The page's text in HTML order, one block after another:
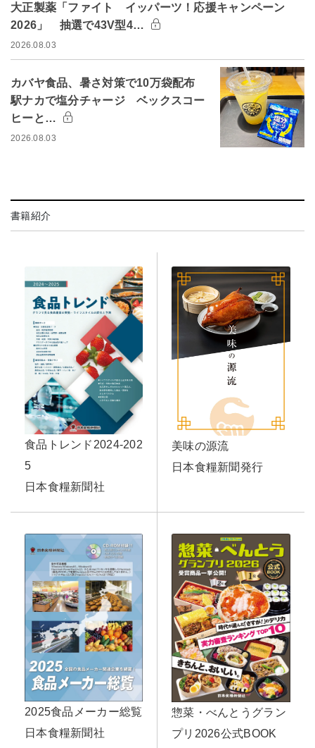
大正製薬「ファイト イッパーツ！応援キャンペーン
2026」 抽選で43V型4…
2026.08.03
カバヤ食品、暑さ対策で10万袋配布
駅ナカで塩分チャージ ベックスコー
ヒーと…
2026.08.03
書籍紹介
食品トレンド2024-202
5
日本食糧新聞社
美味の源流
日本食糧新聞発行
2025食品メーカー総覧
日本食糧新聞社
惣菜・べんとうグラン
プリ2026公式BOOK